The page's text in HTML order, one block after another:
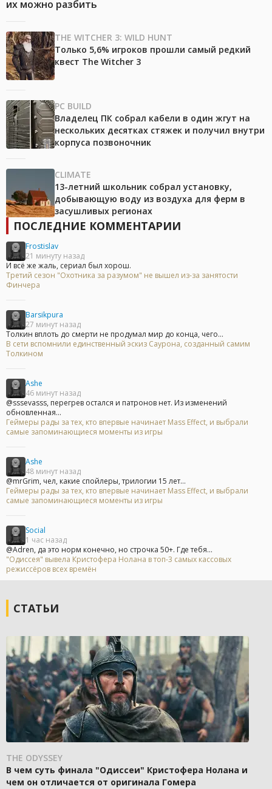
их можно разбить
THE WITCHER 3: WILD HUNT
Только 5,6% игроков прошли самый редкий
квест The Witcher 3
PC BUILD
Владелец ПК собрал кабели в один жгут на
нескольких десятках стяжек и получил внутри
корпуса позвоночник
CLIMATE
13-летний школьник собрал установку,
добывающую воду из воздуха для ферм в
засушливых регионах
ПОСЛЕДНИЕ КОММЕНТАРИИ
Frostislav
21 минуту назад
И всё же жаль, сериал был хорош.
Третий сезон "Охотника за разумом" не вышел из-за занятости
Финчера
Barsikpura
27 минут назад
Толкин вплоть до смерти не продумал мир до конца, чего...
В сети вспомнили единственный эскиз Саурона, созданный самим
Толкином
Ashe
46 минут назад
@sssevasss, перегрев остался и патронов нет. Из изменений
обновленная...
Геймеры рады за тех, кто впервые начинает Mass Effect, и выбрали
самые запоминающиеся моменты из игры
Ashe
48 минут назад
@mrGrim, чел, какие спойлеры, трилогии 15 лет...
Геймеры рады за тех, кто впервые начинает Mass Effect, и выбрали
самые запоминающиеся моменты из игры
Social
1 час назад
@Adren, да это норм конечно, но строчка 50+. Где тебя...
"Одиссея" вывела Кристофера Нолана в топ-3 самых кассовых
режиссёров всех времён
СТАТЬИ
THE ODYSSEY
В чем суть финала "Одиссеи" Кристофера Нолана и
чем он отличается от оригинала Гомера